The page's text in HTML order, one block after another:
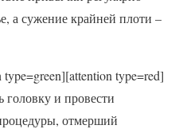
а сужение крайней плоти –
type=red]
головку и провести
отмерший